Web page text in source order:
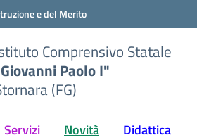
e del Merito
Comprensivo Statale
Paolo I"
(FG)
Servizi Novità Didattica